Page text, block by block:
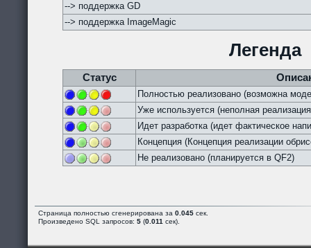
--> поддержка GD
--> поддержка ImageMagic
Легенда
Статус
Полностью реализовано (возможна
Уже используется (неполная
Идет разработка (идет фактическое
Концепция (Концепция реализации
Не реализовано (планируется в QF2)
Страница полностью сгенерирована за 0.045 сек.
Произведено SQL запросов: 5 (0.011 сек).